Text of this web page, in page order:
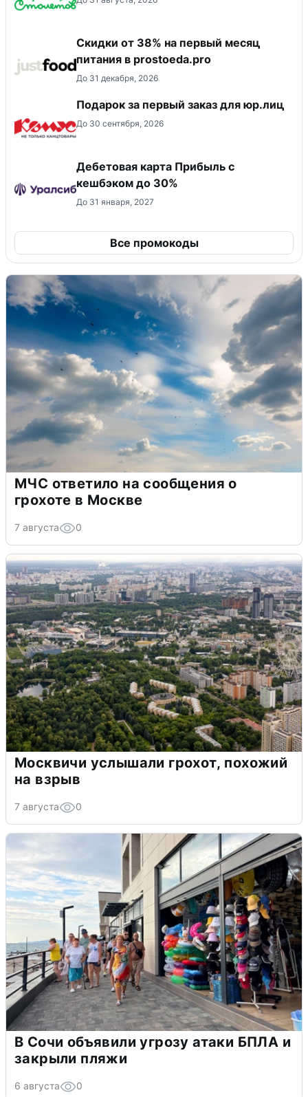
​Скидки от 38% на первый месяц
питания в prostoeda.pro
До 31 декабря, 2026
Подарок за первый заказ для юр.лиц
До 30 сентября, 2026
Дебетовая карта Прибыль с
кешбэком до 30%
До 31 января, 2027
Все промокоды
МЧС ответило на сообщения о
грохоте в Москве
7 августа 0
Москвичи услышали грохот, похожий
на взрыв
7 августа 0
В Сочи объявили угрозу атаки БПЛА и
закрыли пляжи
6 августа 0